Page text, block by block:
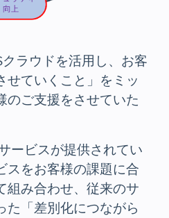
クラウドを活用し、お客
せていくこと」をミッ
のご支援をさせていた
ービスが提供されてい
スをお客様の課題に合
組み合わせ、従来のサ
た「差別化につながら